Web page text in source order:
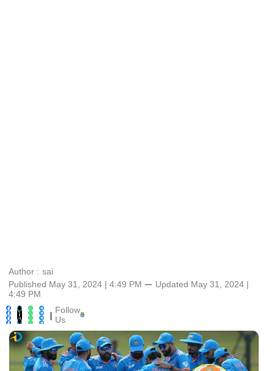
Author : sai
Published May 31, 2024 | 4:49 PM ⚊ Updated May 31, 2024 |
4:49 PM
| Follow
Us